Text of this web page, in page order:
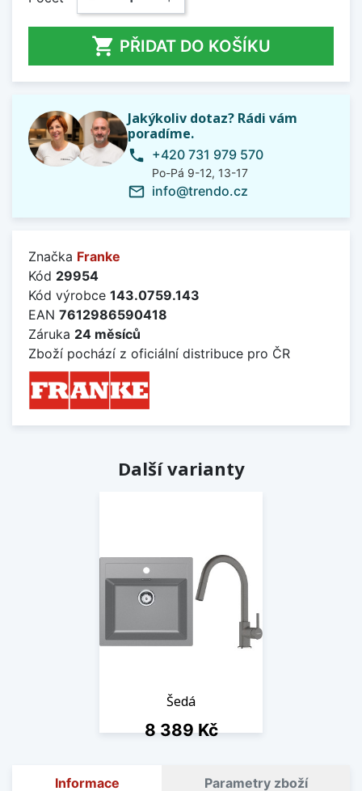
 PŘIDAT DO KOŠÍKU
Jakýkoliv dotaz? Rádi vám
poradíme.
phone +420 731 979 570
Po-Pá 9-12, 13-17
mail_outline info@trendo.cz
Značka Franke
Kód 29954
Kód výrobce 143.0759.143
EAN 7612986590418
Záruka 24 měsíců
Zboží pochází z oficiální distribuce pro ČR
Další varianty
Šedá
Cena
8 389 Kč
Informace
Parametry zboží